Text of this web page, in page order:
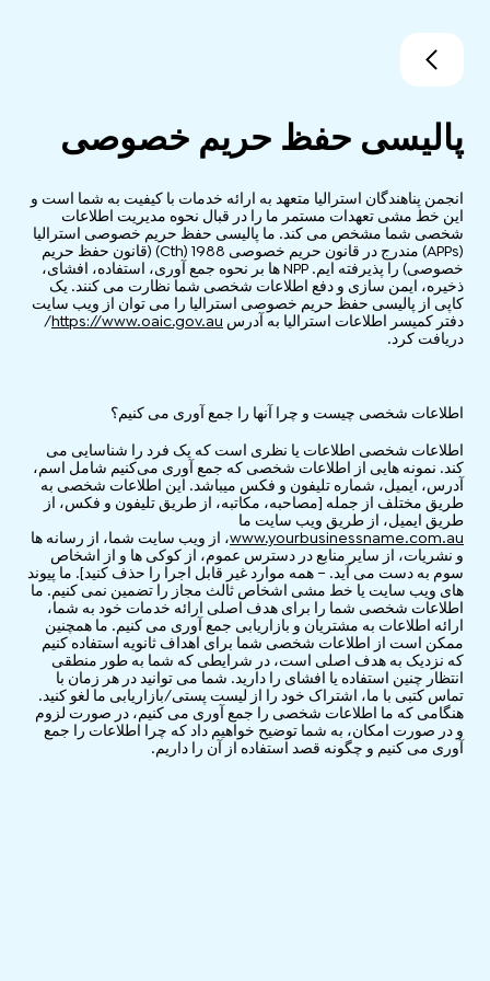
پالیسی حفظ حریم خصوصی
انجمن پناهندگان استرالیا متعهد به ارائه خدمات با کیفیت به شما است و
این خط مشی تعهدات مستمر ما را در قبال نحوه مدیریت اطلاعات
شخصی شما مشخص می کند. ما پالیسی حفظ حریم خصوصی استرالیا
(APPs) مندرج در قانون حریم خصوصی 1988 (Cth) (قانون حفظ حریم
خصوصی) را پذیرفته ایم. NPP ها بر نحوه جمع آوری، استفاده، افشای،
ذخیره، ایمن سازی و دفع اطلاعات شخصی شما نظارت می کنند. یک
کاپی از پالیسی حفظ حریم خصوصی استرالیا را می توان از ویب سایت
دفتر کمیسر اطلاعات استرالیا به آدرس https://www.oaic.gov.au
/
دریافت کرد.
اطلاعات شخصی چیست و چرا آنها را جمع آوری می کنیم؟
اطلاعات شخصی اطلاعات یا نظری است که یک فرد را شناسایی می
کند. نمونه ‌هایی از اطلاعات شخصی که جمع‌ آوری می‌کنیم شامل اسم،
آدرس، ایمیل، شماره تلیفون و فکس میباشد. این اطلاعات شخصی به
طریق مختلف از جمله [مصاحبه، مکاتبه، از طریق تلیفون و فکس، از
طریق ایمیل، از طریق ویب سایت ما
www.yourbusinessname.com.au، از ویب سایت شما، از رسانه ها
و نشریات، از سایر منابع در دسترس عموم، از کوکی ها و از اشخاص
سوم به دست می آید. – همه موارد غیر قابل اجرا را حذف کنید]. ما پیوند
های ویب سایت یا خط مشی اشخاص ثالث مجاز را تضمین نمی کنیم. ما
اطلاعات شخصی شما را برای هدف اصلی ارائه خدمات خود به شما،
ارائه اطلاعات به مشتریان و بازاریابی جمع آوری می کنیم. ما همچنین
ممکن است از اطلاعات شخصی شما برای اهداف ثانویه استفاده کنیم
که نزدیک به هدف اصلی است، در شرایطی که شما به طور منطقی
انتظار چنین استفاده یا افشای را دارید. شما می توانید در هر زمان با
تماس کتبی با ما، اشتراک خود را از لیست پستی/بازاریابی ما لغو کنید.
هنگامی که ما اطلاعات شخصی را جمع آوری می کنیم، در صورت لزوم
و در صورت امکان، به شما توضیح خواهیم داد که چرا اطلاعات را جمع
آوری می کنیم و چگونه قصد استفاده از آن را داریم.